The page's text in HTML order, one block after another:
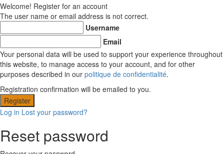
Welcome! Register for an account
The user name or email address is not correct.
Username
Email
Your personal data will be used to support your experience throughout
this website, to manage access to your account, and for other
purposes described in our politique de confidentialité.
Registration confirmation will be emailed to you.
Log in Lost your password?
Reset password